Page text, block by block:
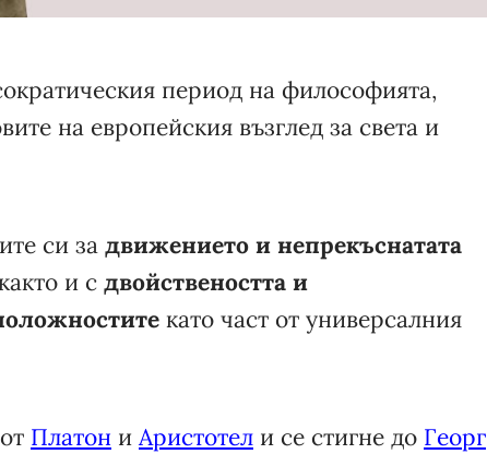
период на философията,
на европейския възглед за света и
си за движението и непрекъснатата
и с двойствеността и
като част от универсалния
Платон и Аристотел и се стигне до Георг